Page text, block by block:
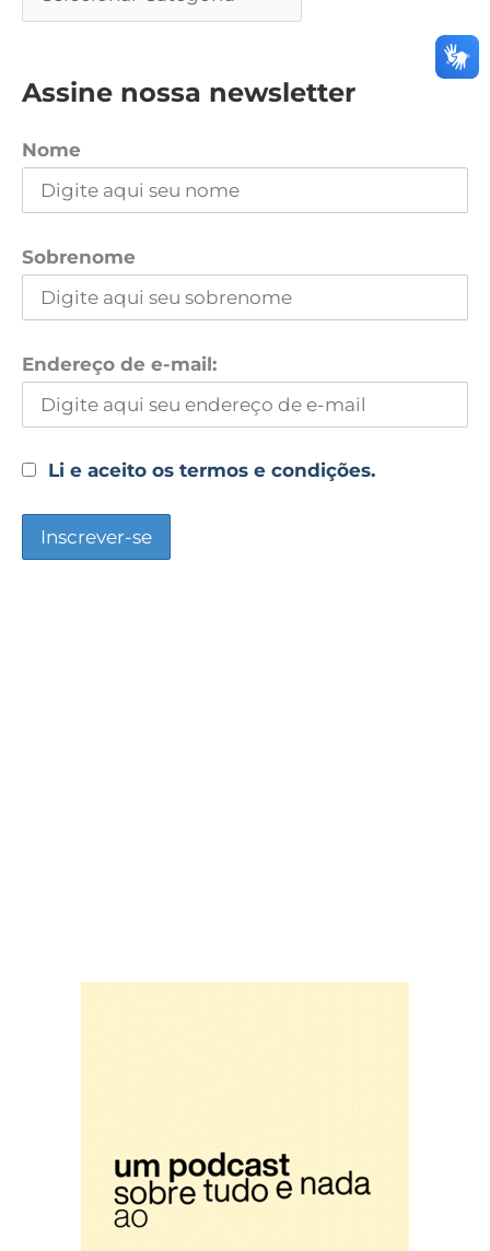
Assine nossa newsletter
Nome
Sobrenome
Endereço de e-mail:
Li e aceito os termos e condições.